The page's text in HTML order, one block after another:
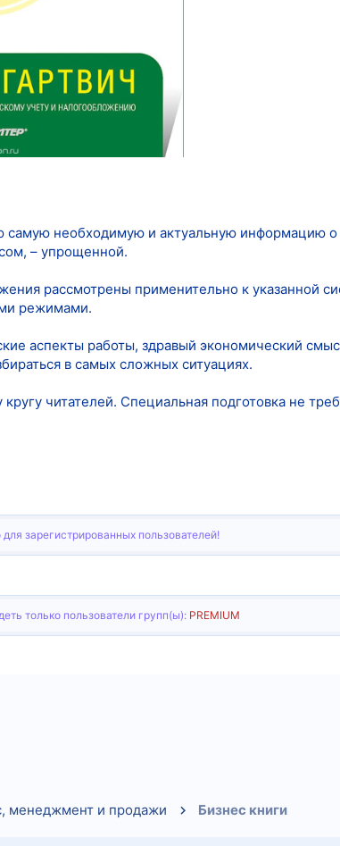
самую необходимую и актуальную информацию
– упрощенной.
рассмотрены применительно к указанной
режимами.
аспекты работы, здравый экономический
в самых сложных ситуациях.
читателей. Специальная подготовка не
зарегистрированных пользователей!
только пользователи групп(ы): PREMIUM
менеджмент и продажи Бизнес книги